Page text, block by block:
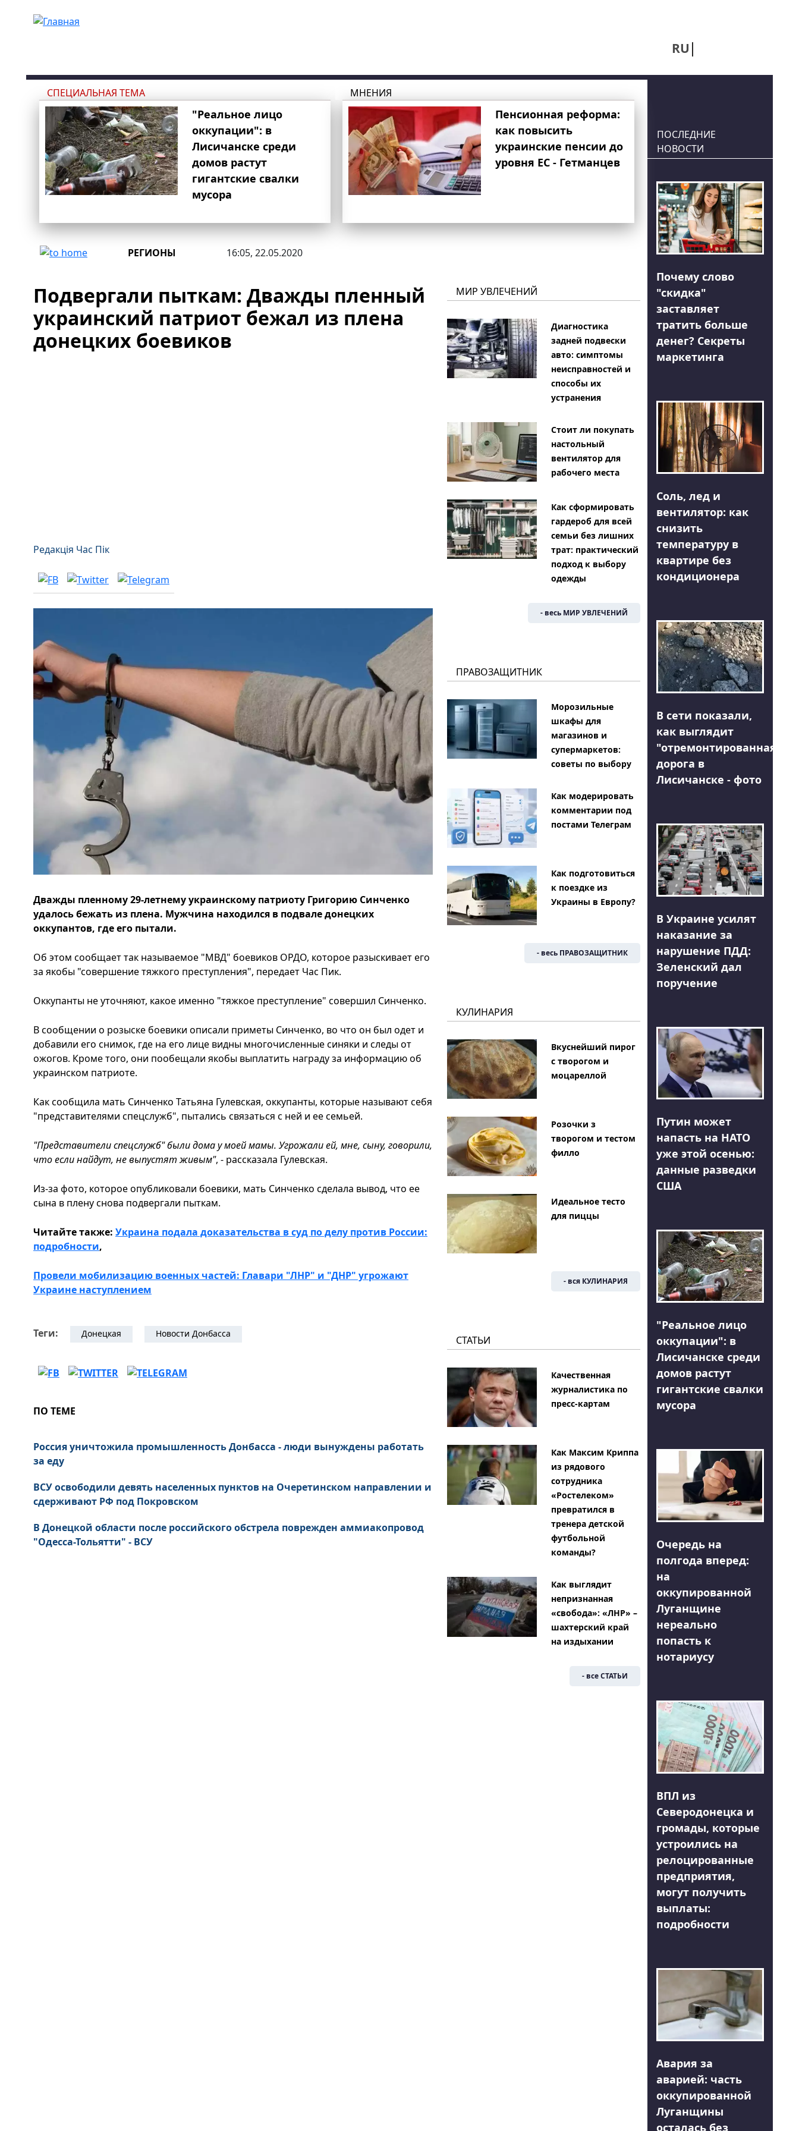
RU
СПЕЦИАЛЬНАЯ ТЕМА
"Реальное лицо
оккупации": в
Лисичанске среди
домов растут
гигантские свалки
мусора
МНЕНИЯ
Пенсионная реформа:
как повысить
украинские пенсии до
уровня ЕС - Гетманцев
РЕГИОНЫ 16:05, 22.05.2020
Подвергали пыткам: Дважды пленный
украинский патриот бежал из плена
донецких боевиков
Редакція Час Пік
Дважды пленному 29-летнему украинскому патриоту Григорию Синченко
удалось бежать из плена. Мужчина находился в подвале донецких
оккупантов, где его пытали.
Об этом сообщает так называемое "МВД" боевиков ОРДО, которое разыскивает его
за якобы "совершение тяжкого преступления", передает Час Пик.
Оккупанты не уточняют, какое именно "тяжкое преступление" совершил Синченко.
В сообщении о розыске боевики описали приметы Синченко, во что он был одет и
добавили его снимок, где на его лице видны многочисленные синяки и следы от
ожогов. Кроме того, они пообещали якобы выплатить награду за информацию об
украинском патриоте.
Как сообщила мать Синченко Татьяна Гулевская, оккупанты, которые называют себя
"представителями спецслужб", пытались связаться с ней и ее семьей.
"Представители спецслужб" были дома у моей мамы. Угрожали ей, мне, сыну, говорили,
что если найдут, не выпустят живым", - рассказала Гулевская.
Из-за фото, которое опубликовали боевики, мать Синченко сделала вывод, что ее
сына в плену снова подвергали пыткам.
Читайте также: Украина подала доказательства в суд по делу против России:
подробности,
Провели мобилизацию военных частей: Главари "ЛНР" и "ДНР" угрожают
Украине наступлением
Теги: Донецкая Новости Донбасса
ПО ТЕМЕ
Россия уничтожила промышленность Донбасса - люди вынуждены работать
за еду
ВСУ освободили девять населенных пунктов на Очеретинском направлении и
сдерживают РФ под Покровском
В Донецкой области после российского обстрела поврежден аммиакопровод
"Одесса-Тольятти" - ВСУ
МИР УВЛЕЧЕНИЙ
Диагностика
задней подвески
авто: симптомы
неисправностей и
способы их
устранения
Стоит ли покупать
настольный
вентилятор для
рабочего места
Как сформировать
гардероб для всей
семьи без лишних
трат: практический
подход к выбору
одежды
- весь МИР УВЛЕЧЕНИЙ
ПРАВОЗАЩИТНИК
Морозильные
шкафы для
магазинов и
супермаркетов:
советы по выбору
Как модерировать
комментарии под
постами Телеграм
Как подготовиться
к поездке из
Украины в Европу?
- весь ПРАВОЗАЩИТНИК
КУЛИНАРИЯ
Вкуснейший пирог
с творогом и
моцареллой
Розочки з
творогом и тестом
филло
Идеальное тесто
для пиццы
- вся КУЛИНАРИЯ
СТАТЬИ
Качественная
журналистика по
пресс-картам
Как Максим Криппа
из рядового
сотрудника
«Ростелеком»
превратился в
тренера детской
футбольной
команды?
Как выглядит
непризнанная
«свобода»: «ЛНР» –
шахтерский край
на издыхании
- все СТАТЬИ
ПОСЛЕДНИЕ
НОВОСТИ
Почему слово
"скидка"
заставляет
тратить больше
денег? Секреты
маркетинга
Соль, лед и
вентилятор: как
снизить
температуру в
квартире без
кондиционера
В сети показали,
как выглядит
"отремонтированная"
дорога в
Лисичанске - фото
В Украине усилят
наказание за
нарушение ПДД:
Зеленский дал
поручение
Путин может
напасть на НАТО
уже этой осенью:
данные разведки
США
"Реальное лицо
оккупации": в
Лисичанске среди
домов растут
гигантские свалки
мусора
Очередь на
полгода вперед:
на
оккупированной
Луганщине
нереально
попасть к
нотариусу
ВПЛ из
Северодонецка и
громады, которые
устроились на
релоцированные
предприятия,
могут получить
выплаты:
подробности
Авария за
аварией: часть
оккупированной
Луганщины
осталась без